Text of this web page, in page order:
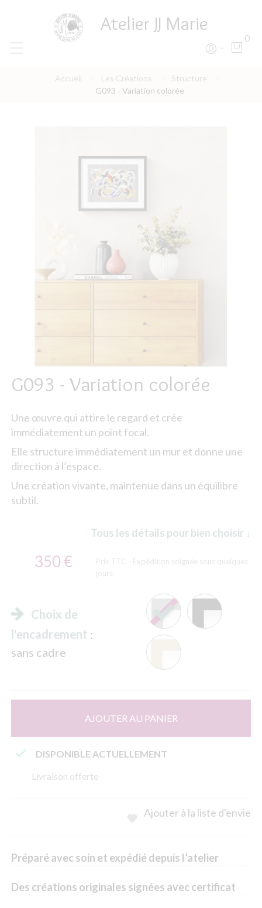
Atelier JJ Marie
0
Accueil Les Créations
Structure
G093 - Variation colorée
G093 - Variation colorée
Une œuvre qui attire le regard et crée
immédiatement un point focal.
Elle structure immédiatement un mur et donne une
direction à l’espace.
Une création vivante, maintenue dans un équilibre
subtil.
Tous les détails pour bien choisir ↓
350 € Prix TTC
- Expédition soignée sous quelques
jours
Choix de
l'encadrement :
sans cadre
AJOUTER AU PANIER
 DISPONIBLE ACTUELLEMENT
Livraison offerte
Ajouter à la liste d'envie
Préparé avec soin et expédié depuis l’atelier
Des créations originales signées avec certificat